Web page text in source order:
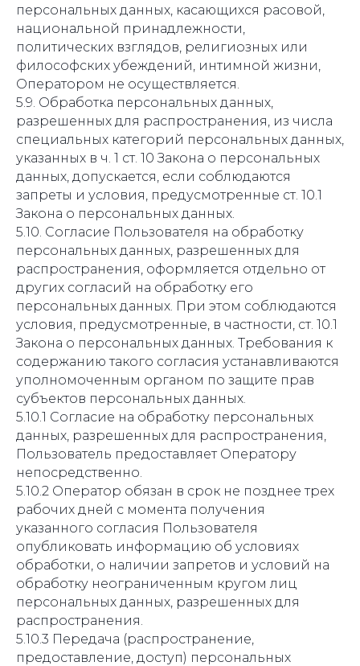
персональных данных, касающихся расовой,
национальной принадлежности,
политических взглядов, религиозных или
философских убеждений, интимной жизни,
Оператором не осуществляется.
5.9. Обработка персональных данных,
разрешенных для распространения, из числа
специальных категорий персональных данных,
указанных в ч. 1 ст. 10 Закона о персональных
данных, допускается, если соблюдаются
запреты и условия, предусмотренные ст. 10.1
Закона о персональных данных.
5.10. Согласие Пользователя на обработку
персональных данных, разрешенных для
распространения, оформляется отдельно от
других согласий на обработку его
персональных данных. При этом соблюдаются
условия, предусмотренные, в частности, ст. 10.1
Закона о персональных данных. Требования к
содержанию такого согласия устанавливаются
уполномоченным органом по защите прав
субъектов персональных данных.
5.10.1 Согласие на обработку персональных
данных, разрешенных для распространения,
Пользователь предоставляет Оператору
непосредственно.
5.10.2 Оператор обязан в срок не позднее трех
рабочих дней с момента получения
указанного согласия Пользователя
опубликовать информацию об условиях
обработки, о наличии запретов и условий на
обработку неограниченным кругом лиц
персональных данных, разрешенных для
распространения.
5.10.3 Передача (распространение,
предоставление, доступ) персональных